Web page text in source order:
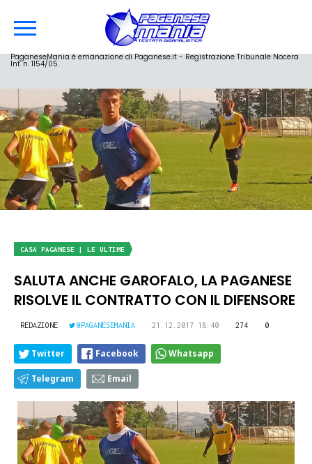
PaganeseMania è emanazione di Paganese.it - Registrazione Tribunale Nocera
Inf. n. 1154/05.
CASA PAGANESE | LE ULTIME
SALUTA ANCHE GAROFALO, LA PAGANESE
RISOLVE IL CONTRATTO CON IL DIFENSORE
REDAZIONE @PAGANESEMANIA 21.12.2017 18:40 274 0
Twitter Facebook Whatsapp
Telegram Email